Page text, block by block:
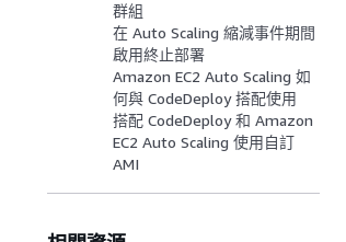
群組
在 Auto Scaling 縮減事件期間
啟用終止部署
Amazon EC2 Auto Scaling 如
何與 CodeDeploy 搭配使用
搭配 CodeDeploy 和 Amazon
EC2 Auto Scaling 使用自訂
AMI